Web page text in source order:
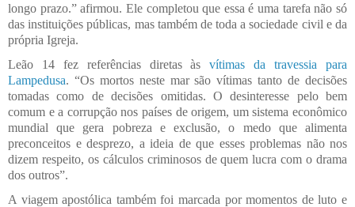
longo prazo.” afirmou. Ele completou que essa é uma tarefa não só
das instituições públicas, mas também de toda a sociedade civil e da
própria Igreja.
Leão 14 fez referências diretas àsvítimas da travessia para
Lampedusa. “Os mortos neste mar são vítimas tanto de decisões
tomadas como de decisões omitidas. O desinteresse pelo bem
comum e a corrupção nos países de origem, um sistema econômico
mundial que gera pobreza e exclusão, o medo que alimenta
preconceitos e desprezo, a ideia de que esses problemas não nos
dizem respeito, os cálculos criminosos de quem lucra com o drama
dos outros”.
A viagem apostólica também foi marcada por momentos de luto e